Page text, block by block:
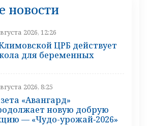
новости
2026, 12:26
ЦРБ действует
для беременных
2026, 8:25
«Авангард»
новую добрую
— «Чудо-урожай‑2026»